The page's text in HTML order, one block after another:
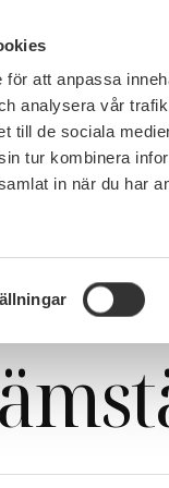
att anpassa
analysera vår
till de sociala
tur kombinera
in när du har
JOBB, LÖN